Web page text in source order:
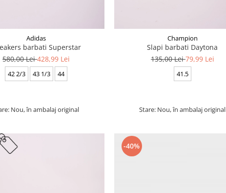
Adidas
barbati Superstar
580,00 Lei428,99 Lei
42 2/3 43 1/3 44
Nou, în ambalaj original
Champion
Slapi barbati Daytona
135,00 Lei79,99 Lei
41.5
Stare: Nou, în ambalaj original
-40%